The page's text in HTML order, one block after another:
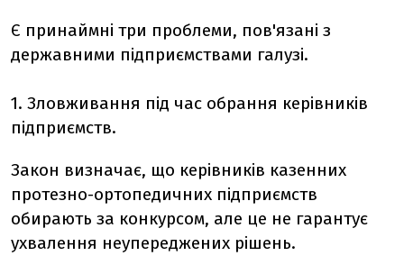
Є принаймні три проблеми, пов'язані з
державними підприємствами галузі.
1. Зловживання під час обрання керівників
підприємств.
Закон визначає, що керівників казенних
протезно-ортопедичних підприємств
обирають за конкурсом, але це не гарантує
ухвалення неупереджених рішень.